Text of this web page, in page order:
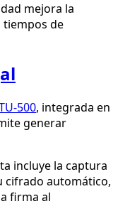
mejora la
tiempos de
500, integrada en
generar
incluye la captura
cifrado automático,
firma al